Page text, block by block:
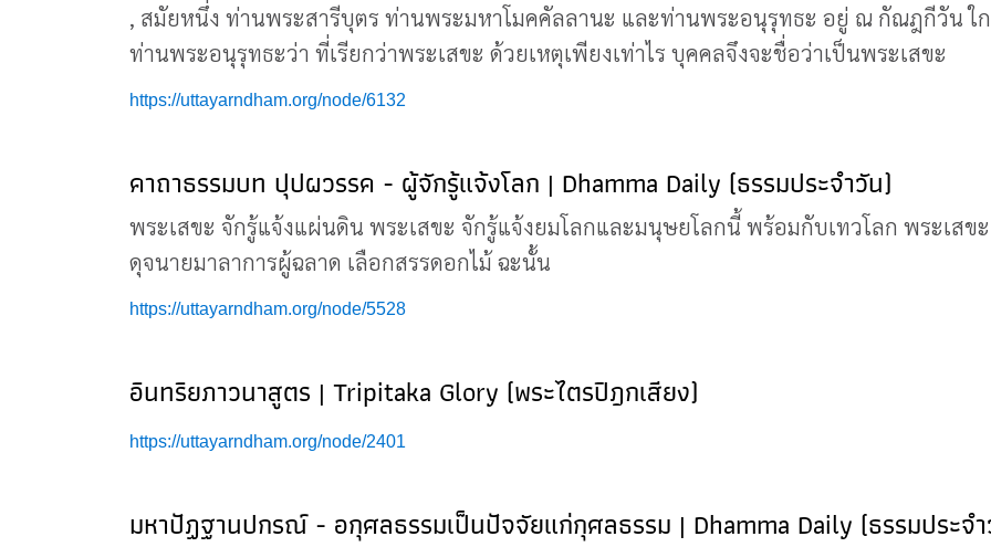
, สมัยหนึ่ง ท่านพระสารีบุตร ท่านพระมหาโมคคัลลานะ และท่านพระอนุรุทธะ อยู่ ณ กัณฎกีวัน ใก
ท่านพระอนุรุทธะว่า ที่เรียกว่าพระเสขะ ด้วยเหตุเพียงเท่าไร บุคคลจึงจะชื่อว่าเป็นพระเสขะ
https://uttayarndham.org/node/6132
คาถาธรรมบท ปุปผวรรค - ผู้จักรู้แจ้งโลก | Dhamma Daily (ธรรมประจำวัน)
พระเสขะ จักรู้แจ้งแผ่นดิน พระเสขะ จักรู้แจ้งยมโลกและมนุษยโลกนี้ พร้อมกับเทวโลก พระเสข
ดุจนายมาลาการผู้ฉลาด เลือกสรรดอกไม้ ฉะนั้น
https://uttayarndham.org/node/5528
อินทริยภาวนาสูตร | Tripitaka Glory (พระไตรปิฎกเสียง)
https://uttayarndham.org/node/2401
มหาปัฏฐานปกรณ์ - อกุศลธรรมเป็นปัจจัยแก่กุศลธรรม | Dhamma Daily (ธรรมประจ